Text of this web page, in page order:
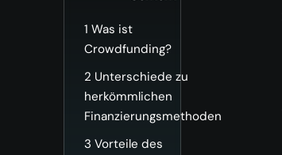
1 Was ist
Crowdfunding?
2 Unterschiede zu
herkömmlichen
Finanzierungsmethoden
3 Vorteile des